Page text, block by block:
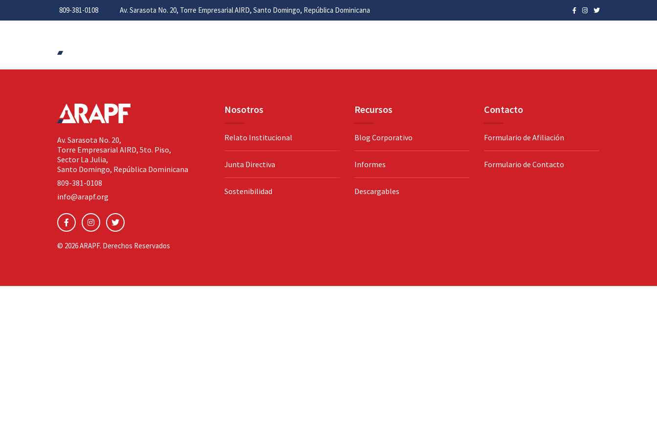
809-381-0108 Av. Sarasota No. 20, Torre Empresarial AIRD, Santo Domingo, República Dominicana
Av. Sarasota No. 20,
Torre Empresarial AIRD, 5to. Piso,
Sector La Julia,
Santo Domingo, República Dominicana
809-381-0108
info@arapf.org
Nosotros
Relato Institucional
Junta Directiva
Sostenibilidad
Recursos
Blog Corporativo
Informes
Descargables
Contacto
Formulario de Afiliación
Formulario de Contacto
© 2026 ARAPF. Derechos Reservados